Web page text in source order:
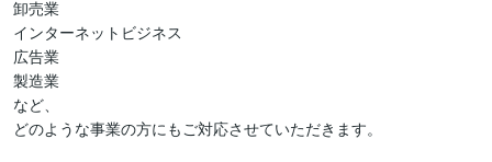
卸売業
インターネットビジネス
広告業
製造業
など、
どのような事業の方にもご対応させていただきます。